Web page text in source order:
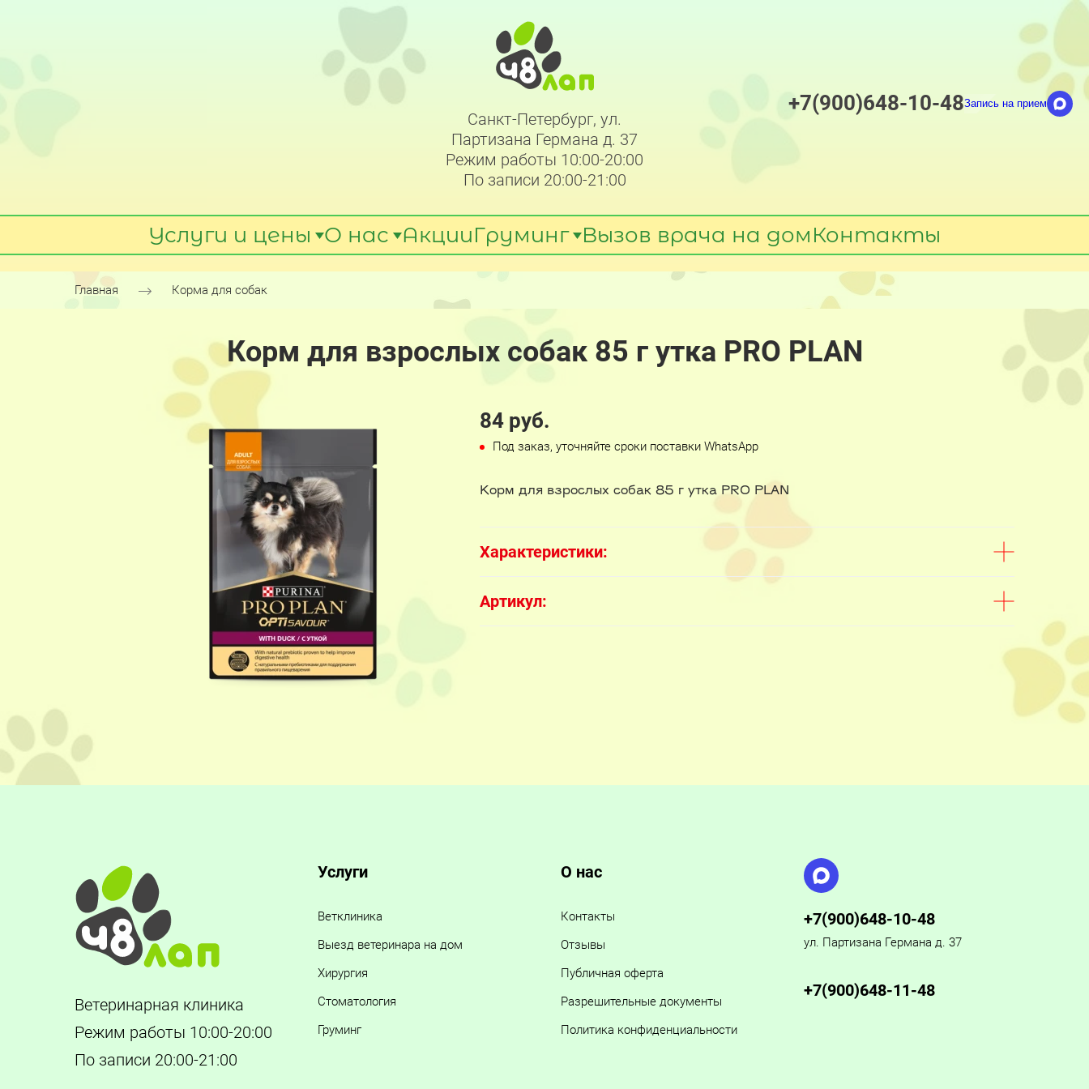
Санкт-Петербург, ул.
Партизана Германа д. 37
Режим работы 10:00-20:00
По записи 20:00-21:00
+7(900)648-10-48Запись на прием
Услуги и цены О нас АкцииГруминг Вызов врача на домКонтакты
Главная Корма для собак
Корм для взрослых собак 85 г утка PRO PLAN
84 руб.
Под заказ, уточняйте сроки поставки WhatsApp
Корм для взрослых собак 85 г утка PRO PLAN
Характеристики:
Артикул:
Ветеринарная клиника
Режим работы 10:00-20:00
По записи 20:00-21:00
Услуги
Ветклиника
Выезд ветеринара на дом
Хирургия
Стоматология
Груминг
О нас
Контакты
Отзывы
Публичная оферта
Разрешительные документы
Политика конфиденциальности
+7(900)648-10-48
ул. Партизана Германа д. 37
+7(900)648-11-48